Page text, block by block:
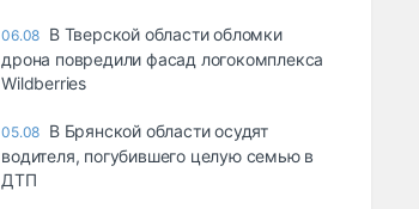
06.08 В Тверской области обломки
дрона повредили фасад логокомплекса
Wildberries
05.08 В Брянской области осудят
водителя, погубившего целую семью в
ДТП